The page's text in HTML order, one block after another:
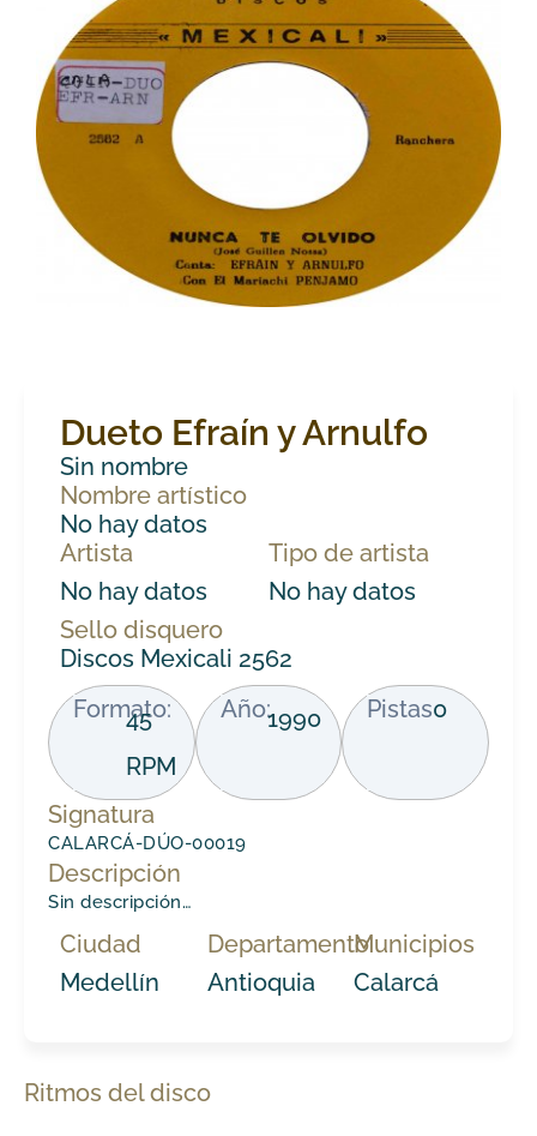
Dueto Efraín y Arnulfo
Sin nombre
Nombre artístico
No hay datos
Artista
No hay datos
Tipo de artista
No hay datos
Sello disquero
Discos Mexicali 2562
Formato:
45
RPM
Año:1990 Pistas0
Signatura
CALARCÁ-DÚO-00019
Descripción
Sin descripción…
Ciudad
Medellín
Departamento
Antioquia
Municipios
Calarcá
Ritmos del disco